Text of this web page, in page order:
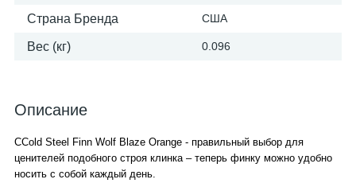
Страна Бренда США
Вес (кг) 0.096
Описание
CCold Steel Finn Wolf Blaze Orange - правильный выбор для
ценителей подобного строя клинка – теперь финку можно удобно
носить с собой каждый день.